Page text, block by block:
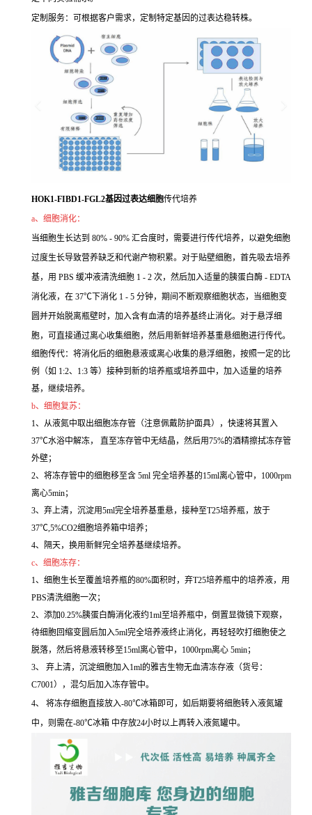
定制服务：可根据客户需求，定制特定基因的过表达稳转株。
HOK1-FIBD1-FGL2基因过表达细胞传代培养
a、细胞消化：
当细胞生长达到 80% - 90% 汇合度时，需要进行传代培养，以避免细胞
过度生长导致营养缺乏和代谢产物积累。对于贴壁细胞，首先吸去培养
基，用 PBS 缓冲液清洗细胞 1 - 2 次，然后加入适量的胰蛋白酶 - EDTA
消化液，在 37℃下消化 1 - 5 分钟，期间不断观察细胞状态，当细胞变
圆并开始脱离瓶壁时，加入含有血清的培养基终止消化。对于悬浮细
胞，可直接通过离心收集细胞，然后用新鲜培养基重悬细胞进行传代。
细胞传代：将消化后的细胞悬液或离心收集的悬浮细胞，按照一定的比
例（如 1:2、1:3 等）接种到新的培养瓶或培养皿中，加入适量的培养
基，继续培养。
b、细胞复苏：
1、从液氮中取出细胞冻存管（注意佩戴防护面具），快速将其置入
37℃水浴中解冻， 直至冻存管中无结晶，然后用75%的酒精擦拭冻存管
外壁；
2、将冻存管中的细胞移至含 5ml 完全培养基的15ml离心管中，1000rpm
离心5min；
3、弃上清，沉淀用5ml完全培养基重悬，接种至T25培养瓶，放于
37℃,5%CO2细胞培养箱中培养；
4、隔天，换用新鲜完全培养基继续培养。
c、细胞冻存：
1、细胞生长至覆盖培养瓶的80%面积时，弃T25培养瓶中的培养液，用
PBS清洗细胞一次；
2、添加0.25%胰蛋白酶消化液约1ml至培养瓶中，倒置显微镜下观察，
待细胞回缩变圆后加入5ml完全培养液终止消化，再轻轻吹打细胞使之
脱落，然后将悬液转移至15ml离心管中，1000rpm离心 5min；
3、 弃上清，沉淀细胞加入1ml的雅吉生物无血清冻存液（货号：
C7001），混匀后加入冻存管中。
4、 将冻存细胞直接放入-80℃冰箱即可，如后期要将细胞转入液氮罐
中，则需在-80℃冰箱 中存放24小时以上再转入液氮罐中。